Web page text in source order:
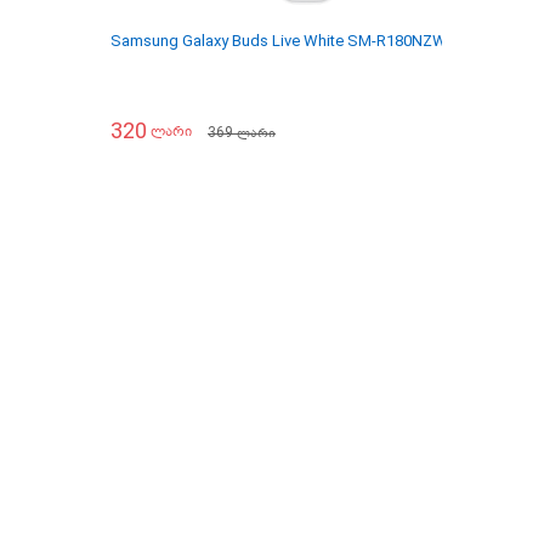
Samsung Galaxy Buds Live White SM-R180NZWASER
320 ლარი 369ლარი